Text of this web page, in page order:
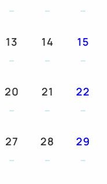
。
13 14 15
20 21 22
27 28 29